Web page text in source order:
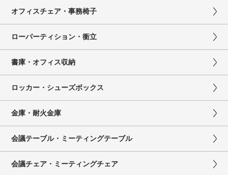
オフィスチェア・事務椅子
ローパーティション・衝立
書庫・オフィス収納
ロッカー・シューズボックス
金庫・耐火金庫
会議テーブル・ミーティングテーブル
会議チェア・ミーティングチェア